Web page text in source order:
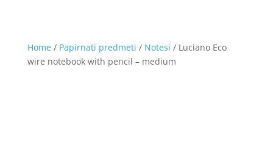
Home/ Papirnati predmeti / Notesi / Luciano Eco
wire notebook with pencil – medium